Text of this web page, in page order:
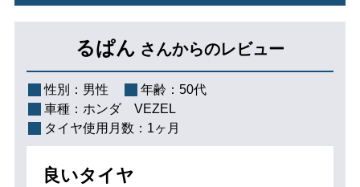
るぱん さんからのレビュー
性別： 男性 年齢： 50代
車種： ホンダ VEZEL
タイヤ使用月数： 1ヶ月
良いタイヤ